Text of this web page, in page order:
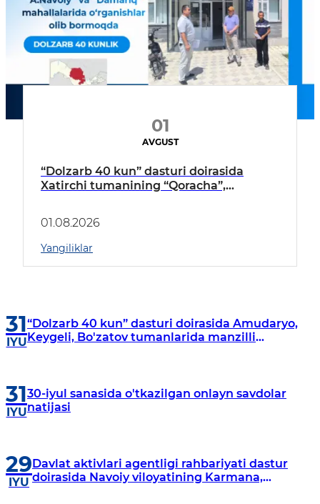
01
AVGUST
“Dolzarb 40 kun” dasturi doirasida
Xatirchi tumanining “Qoracha”,
borildi
01.08.2026
Yangiliklar
31
IYU
“Dolzarb 40 kun” dasturi doirasida Amudaryo,
Keygeli, Bo'zatov tumanlarida manzilli
31
IYU
30-iyul sanasida o'tkazilgan onlayn savdolar
natijasi
29
IYU
Davlat aktivlari agentligi rahbariyati dastur
doirasida Navoiy viloyatining Karmana,